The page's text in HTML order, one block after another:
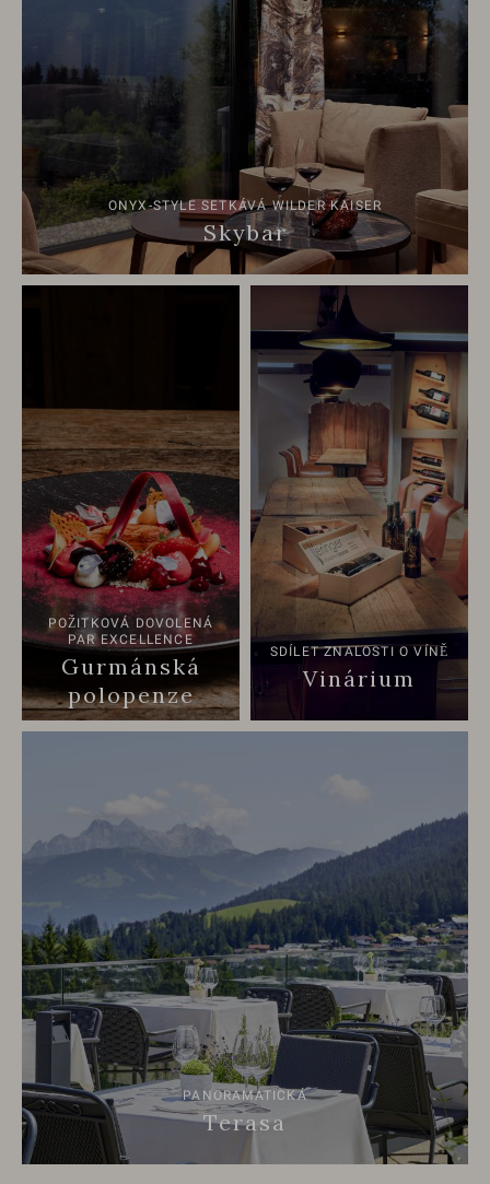
ONYX-STYLE SETKÁVÁ WILDER KAISER
Skybar
POŽITKOVÁ DOVOLENÁ
PAR EXCELLENCE
Gurmánská
polopenze
SDÍLET ZNALOSTI O VÍNĚ
Vinárium
PANORAMATICKÁ
Terasa